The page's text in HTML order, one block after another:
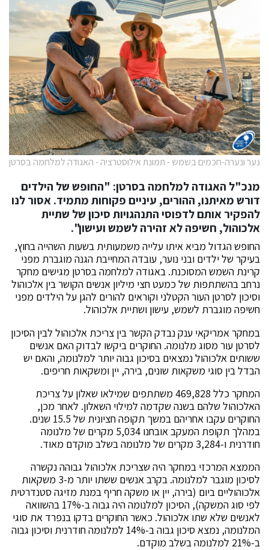
נער ונערה-חכמים בשמש - תמונת אילוסטרציה - האגודה למלחמה בסרטן
מנכ"ל האגודה למלחמה בסרטן: "החופש של הילדים
דורש מאיתנו, ההורים, עיניים פקוחות מתמיד. אסור לנו
להפקיר אותם לדפוסי התנהגויות סיכון של שתיית
אלכוהול, חשיפה לא זהירה לשמש ועישון".
החופש הגדול מביא איתו עלייה משמעותית בשעות השהייה בחוץ,
בעיקר של ילדים ובני נוער, עובדה המחייבת הגנה מוגברת מפני
קרינת השמש המסוכנת. באגודה למלחמה בסרטן מגישים מחקר
נרחב בהשתתפות של כמעט חצי מיליון אנשים הקושר בין אלכוהול
וסיכון לסרטן העור הקטלני וקוראים להורים להגן על הילדים מפני
חשיפה מוגברת לשמש, עישון ושתיית אלכוהול.
במחקר אמריקאי ענק נבדק הקשר בין צריכת אלכוהול לבין הסיכון
לסרטן עור מסוג מלנומה. החוקרים ביקשו לבדוק האם אנשים
ששותים אלכוהול נמצאים בסיכון גבוה יותר למלנומה, והאם יש
הבדל בין סוגי משקאות שונים, בירה, יין ומשקאות חריפים.
המחקר כלל 469,828 משתתפים שמילאו שאלון על צריכת
האלכוהול שלהם בשנה שקדמה למילוי השאלון. לאחר מכן,
החוקרים עקבו אחריהם במשך תקופה חציונית של 15.5 שנים.
במהלך תקופת המעקב אובחנו 5,034 מקרים של מלנומה
חודרנית ו-3,284 מקרים של מלנומה בשלב מוקדם מאוד.
הממצא המרכזי במחקר היה שצריכת אלכוהול גבוהה נקשרה
לסיכון מוגבר למלנומה. בקרב אנשים ששתו יותר מ-3 משקאות
אלכוהוליים ביום (בירה, יין או משקה חריף במנת מזיגה סטנדרטית
לפי סוג המשקה), הסיכון למלנומה היה גבוה ב-17% בהשוואה
לאנשים שלא שתו אלכוהול. כאשר החוקרים בדקו בנפרד את סוגי
המלנומה, נמצא סיכון גבוה ב-14% למלנומה חודרנית וסיכון גבוה
ב-21% למלנומה בשלב מוקדם.